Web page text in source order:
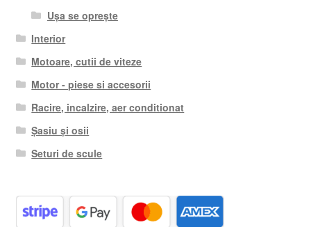
Ușa se oprește
Interior
Motoare, cutii de viteze
Motor - piese si accesorii
Racire, incalzire, aer conditionat
Șasiu și osii
Seturi de scule